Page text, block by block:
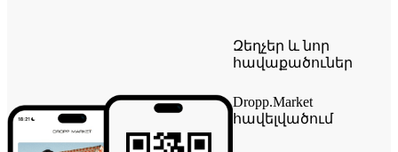
Զեղչեր և նոր
հավաքածուներ
Dropp.Market
հավելվածում